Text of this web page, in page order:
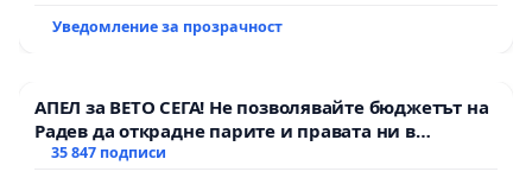
Уведомление за прозрачност
АПЕЛ за ВЕТО СЕГА! Не позволявайте бюджетът на
Радев да открадне парите и правата ни в
тъмното
35 847 подписи